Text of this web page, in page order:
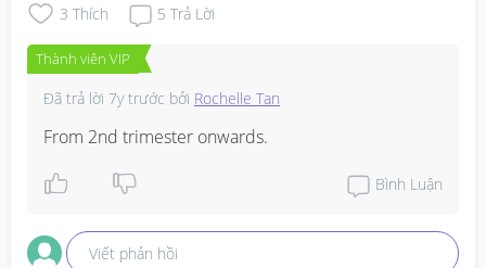
3 Thích 5 Trả Lời
Thành viên VIP
Đã trả lời 7y trước bởi Rochelle Tan
From 2nd trimester onwards.
Bình Luận
Viết phản hồi